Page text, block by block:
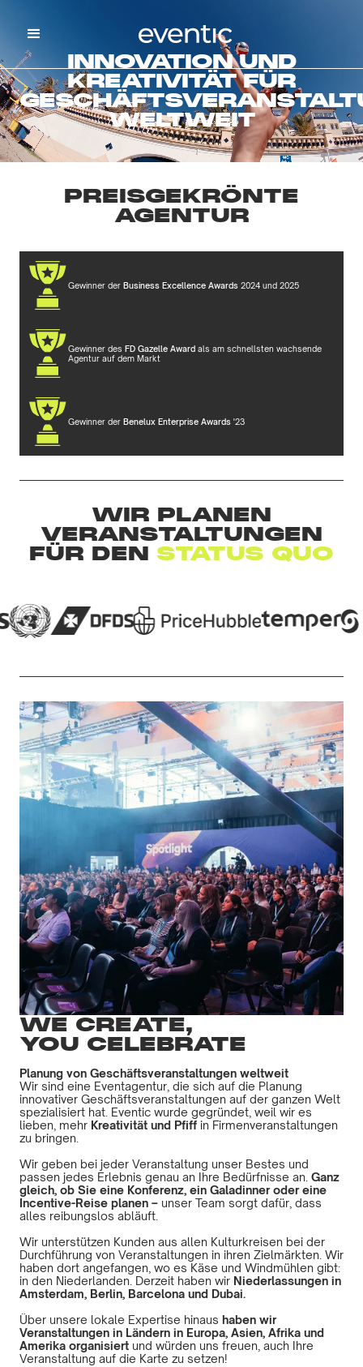
INNOVATION UND
KREATIVITÄT FÜR
WELTWEIT
PREISGEKRÖNTE
AGENTUR
Gewinner der Business Excellence Awards 2024 und 2025
Gewinner des FD Gazelle Award als am schnellsten wachsende
Agentur auf dem Markt
Gewinner der Benelux Enterprise Awards '23
WIR PLANEN
VERANSTALTUNGEN
FÜR DEN STATUS QUO
WE CREATE,
YOU CELEBRATE
Planung von Geschäftsveranstaltungen weltweit
Wir sind eine Eventagentur, die sich auf die Planung
innovativer Geschäftsveranstaltungen auf der ganzen Welt
spezialisiert hat. Eventic wurde gegründet, weil wir es
lieben, mehr Kreativität und Pfiff in Firmenveranstaltungen
zu bringen.
Wir geben bei jeder Veranstaltung unser Bestes und
passen jedes Erlebnis genau an Ihre Bedürfnisse an. Ganz
gleich, ob Sie eine Konferenz, ein Galadinner oder eine
Incentive-Reise planen – unser Team sorgt dafür, dass
alles reibungslos abläuft.
Wir unterstützen Kunden aus allen Kulturkreisen bei der
Durchführung von Veranstaltungen in ihren Zielmärkten. Wir
haben dort angefangen, wo es Käse und Windmühlen gibt:
in den Niederlanden. Derzeit haben wir Niederlassungen in
Amsterdam, Berlin, Barcelona und Dubai.
Über unsere lokale Expertise hinaus haben wir
Veranstaltungen in Ländern in Europa, Asien, Afrika und
Amerika organisiert und würden uns freuen, auch Ihre
Veranstaltung auf die Karte zu setzen!